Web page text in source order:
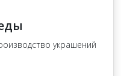
украшений